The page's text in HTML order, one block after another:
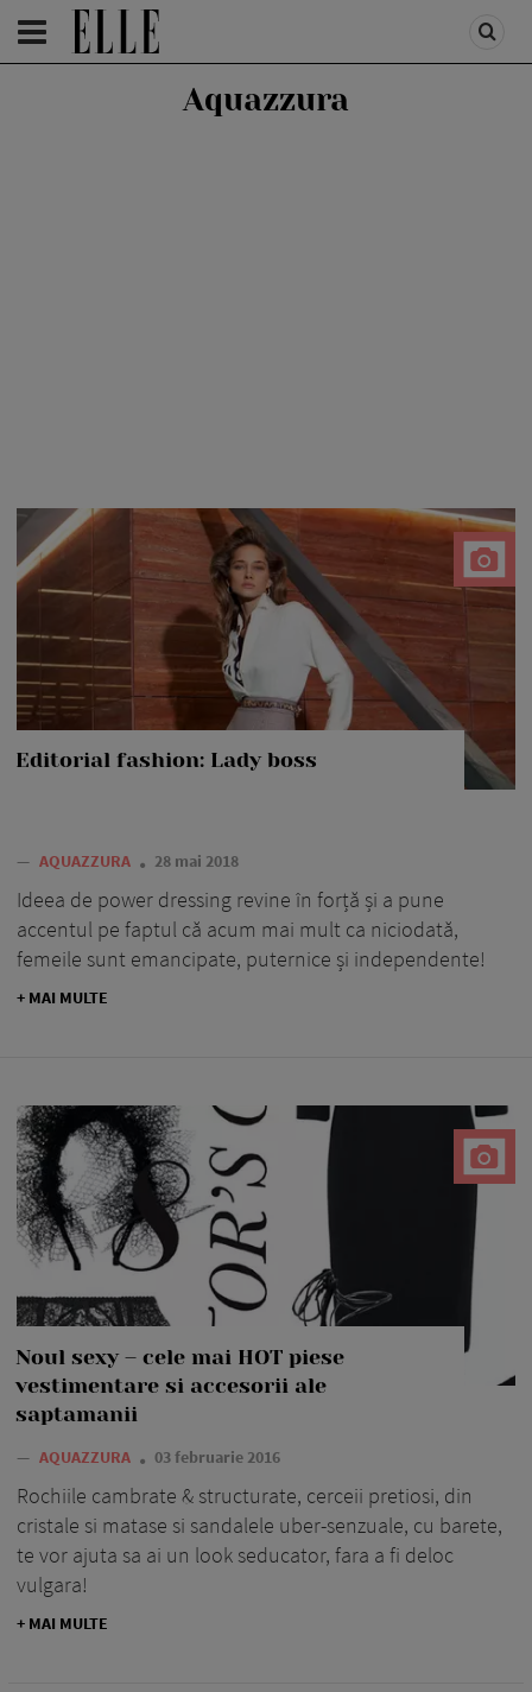
HOMEPAGE /FASHION
Aquazzura
Editorial fashion: Lady boss
— AQUAZZURA 28 mai 2018
Ideea de power dressing revine în forță și a pune
accentul pe faptul că acum mai mult ca niciodată,
femeile sunt emancipate, puternice și independente!
+ MAI MULTE
Noul sexy – cele mai HOT piese
vestimentare si accesorii ale
saptamanii
— AQUAZZURA 03 februarie 2016
Rochiile cambrate & structurate, cerceii pretiosi, din
cristale si matase si sandalele uber-senzuale, cu barete,
te vor ajuta sa ai un look seducator, fara a fi deloc
vulgara!
+ MAI MULTE